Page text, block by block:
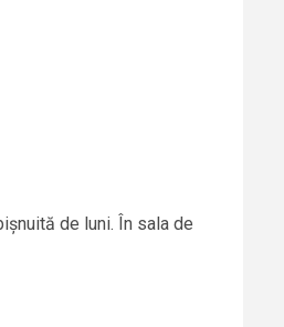
de luni. În sala de